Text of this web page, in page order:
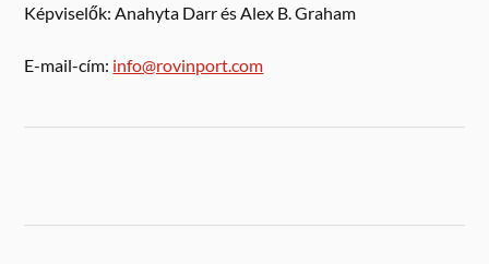
Képviselők: Anahyta Darr és Alex B. Graham
E-mail-cím: info@rovinport.com